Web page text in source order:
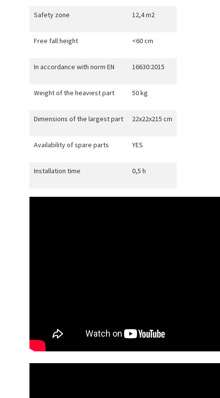
Safety zone 12,4 m2
Free fall height <60 cm
In accordance with norm EN 16630:2015
Weight of the heaviest part 50 kg
Dimensions of the largest part 22x22x215 cm
Availability of spare parts YES
Installation time 0,5 h